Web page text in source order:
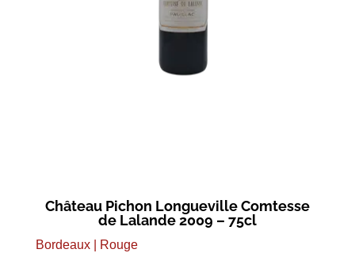
Château Pichon Longueville Comtesse
de Lalande 2009 – 75cl
Bordeaux | Rouge